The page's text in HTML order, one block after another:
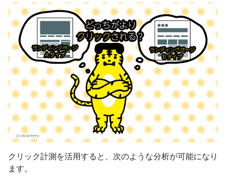
クリック計測を活用すると、次のような分析が可能になり
ます。